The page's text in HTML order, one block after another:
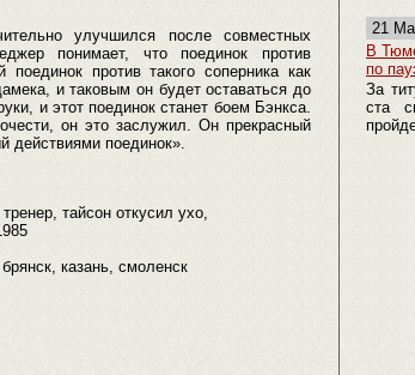
улучшился после совместных
понимает, что поединок против
против такого соперника как
и таковым он будет оставаться до
и этот поединок станет боем Бэнкса.
он это заслужил. Он прекрасный
поединок».
тайсон откусил ухо,
казань, смоленск
21
В
по
За
ста